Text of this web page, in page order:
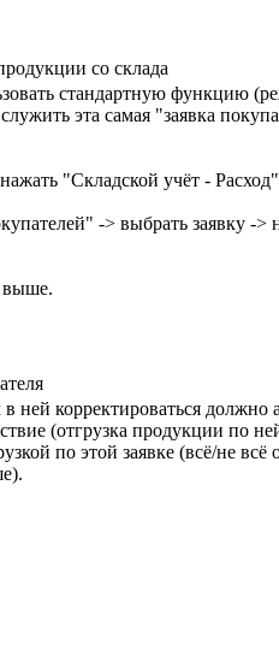
со склада
стандартную функцию
эта самая "заявка
"Складской учёт -
-> выбрать заявку -
выше.
ней корректироваться должно
(отгрузка продукции по
по этой заявке (всё/не